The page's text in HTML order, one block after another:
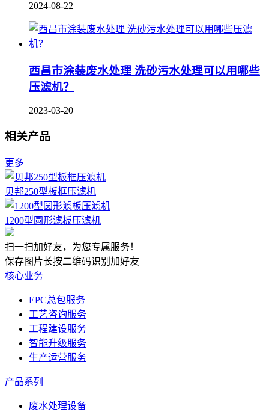
2024-08-22
西昌市涂装废水处理 洗砂污水处理可以用哪些
压滤机？
2023-03-20
相关产品
更多
贝邦250型板框压滤机
1200型圆形滤板压滤机
扫一扫加好友，为您专属服务！
保存图片长按二维码识别加好友
核心业务
EPC总包服务
工艺咨询服务
工程建设服务
智能升级服务
生产运营服务
产品系列
废水处理设备